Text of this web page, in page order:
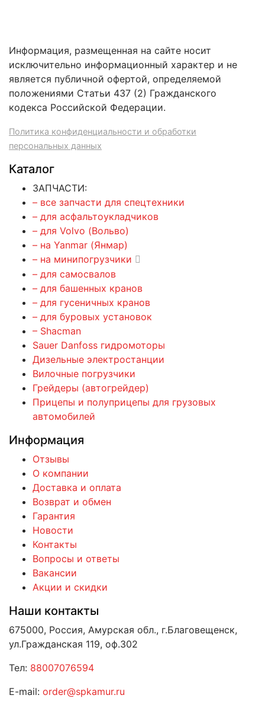
Информация, размещенная на сайте носит
исключительно информационный характер и не
является публичной офертой, определяемой
положениями Статьи 437 (2) Гражданского
кодекса Российской Федерации.
Политика конфиденциальности и обработки
персональных данных
Каталог
ЗАПЧАСТИ:
– все запчасти для спецтехники
– для асфальтоукладчиков
– для Volvo (Вольво)
– на Yanmar (Янмар)
– на минипогрузчики
– для самосвалов
– для башенных кранов
– для гусеничных кранов
– для буровых установок
– Shacman
Sauer Danfoss гидромоторы
Дизельные электростанции
Вилочные погрузчики
Грейдеры (автогрейдер)
Прицепы и полуприцепы для грузовых
автомобилей
Информация
Отзывы
О компании
Доставка и оплата
Возврат и обмен
Гарантия
Новости
Контакты
Вопросы и ответы
Вакансии
Акции и скидки
Наши контакты
675000, Россия, Амурская обл., г.Благовещенск,
ул.Гражданская 119, оф.302
Тел: 88007076594
E-mail: order@spkamur.ru